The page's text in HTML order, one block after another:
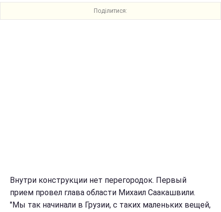
Поділитися:
Внутри конструкции нет перегородок. Первый
прием провел глава области Михаил Саакашвили.
"Мы так начинали в Грузии, с таких маленьких вещей,